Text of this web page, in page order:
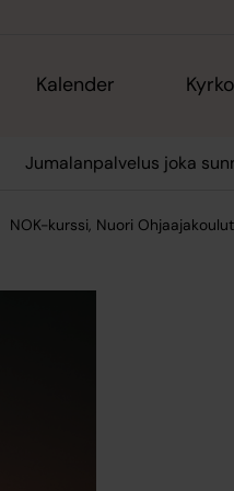
Kalender
Jumalanpalvelus joka
NOK-kurssi, Nuori